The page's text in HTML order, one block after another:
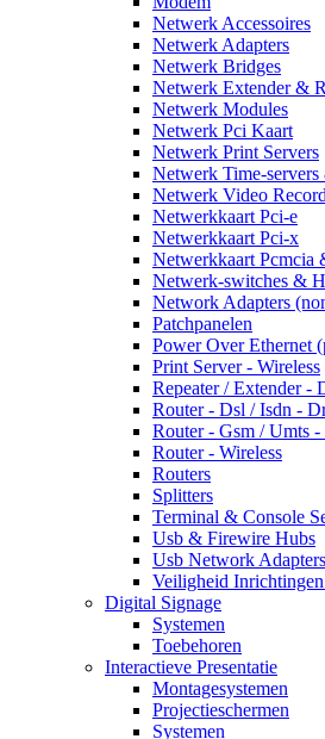
Netwerk Accessoires
Netwerk Adapters
Netwerk Bridges
Netwerk Extender &
Netwerk Modules
Netwerk Pci Kaart
Netwerk Print Servers
Netwerk Time-servers
Netwerk Video
Netwerkkaart Pci-e
Netwerkkaart Pci-x
Netwerkkaart Pcmcia
Netwerk-switches &
Network Adapters
Patchpanelen
Power Over Ethernet
Print Server - Wireless
Repeater / Extender -
Router - Dsl / Isdn -
Router - Gsm / Umts -
Router - Wireless
Routers
Splitters
Terminal & Console
Usb & Firewire Hubs
Usb Network Adapters
Veiligheid
Digital Signage
Systemen
Toebehoren
Interactieve Presentatie
Montagesystemen
Projectieschermen
Systemen